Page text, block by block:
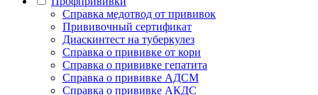
Справка медотвод от прививок
Прививочный сертификат
Диаскинтест на туберкулез
Cправка о прививке от кори
Cправка о прививке гепатита
Справка о прививке АДСМ
Справка о прививке АКДС